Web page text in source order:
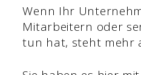
Wenn Ihr
Mitarbeitern oder
tun hat, steht mehr